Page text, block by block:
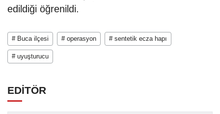
edildiği öğrenildi.
# Buca ilçesi # operasyon # sentetik ecza hapı
# uyuşturucu
EDİTÖR